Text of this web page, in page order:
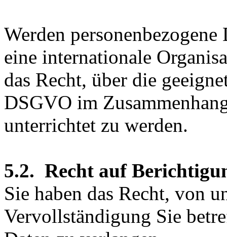
Werden
eine internationale
das Recht, über die
DSGVO im
unterrichtet zu werden.
5.2. Recht auf
Sie haben das Recht, von
Vervollständigung Sie